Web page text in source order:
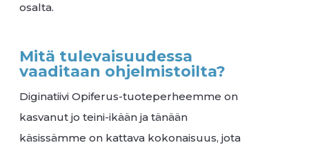
osalta.
Mitä tulevaisuudessa
vaaditaan ohjelmistoilta?
Diginatiivi Opiferus-tuoteperheemme on
kasvanut jo teini-ikään ja tänään
käsissämme on kattava kokonaisuus, jota